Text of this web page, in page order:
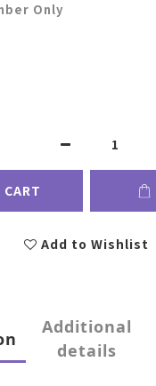
Only
Add to Wishlist
Additional
details